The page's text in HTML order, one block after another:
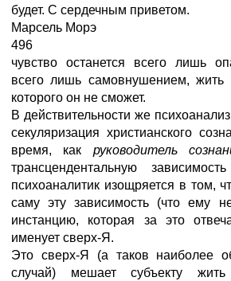
будет. С сердечным приветом.
Марсель Морэ
496
чувство останется всего лишь
всего лишь самовнушением, жить
которого он не сможет.
В действительности же
секуляризация христианского
время, как руководитель
трансцендентальную
психоаналитик изощряется в том,
саму эту зависимость (что ему
инстанцию, которая за это
именует сверх-Я.
Это сверх-Я (а таков наиболее
случай) мешает субъекту